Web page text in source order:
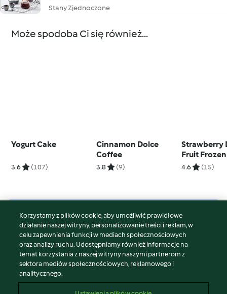
Stany Zjednoczone
Może spodoba Ci się również...
Yogurt Cake
3.6 (107)
Cinnamon Dolce
Coffee
3.8 (9)
Strawberry
Fruit
4.6 (15)
© Copyright 2026
Warunki korzystania
Polityka prywatności
Disclaimer
Znak wydawcy
Korzystamy z plików cookie, aby umożliwić prawidłowe
działanie naszej witryny, personalizowanie treści i reklam, w
celu zapewnienia funkcji w mediach społecznościowych
oraz analizy ruchu. Udostępniamy również informacje na
temat korzystania z naszej witryny naszymi partnerom z
sektora mediów społecznościowych, reklamowego i
analitycznego.